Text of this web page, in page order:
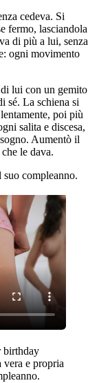
cedeva. Si
fermo, lasciandola
di più a lui, senza
ogni movimento
lui con un gemito
sé. La schiena si
poi più
salita e discesa,
Aumentò il
le dava.
compleanno.
birthday
vera e propria